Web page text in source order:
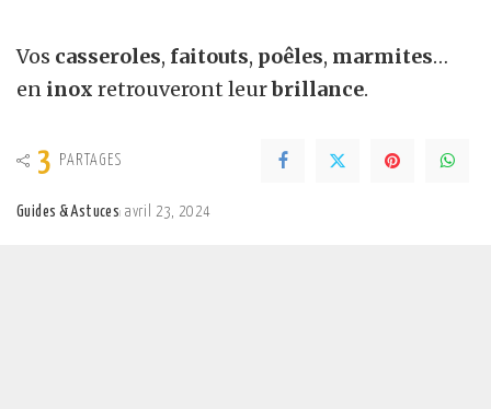
Vos casseroles, faitouts, poêles, marmites…
en inox retrouveront leurbrillance.
3 PARTAGES
Guides & Astuces avril 23, 2024